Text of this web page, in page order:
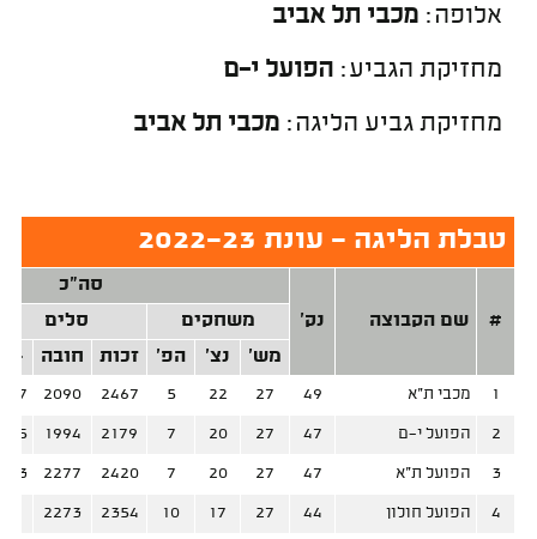
אלופה: מכבי תל אביב
מחזיקת הגביע: הפועל י-ם
מחזיקת גביע הליגה: מכבי תל אביב
טבלת הליגה - עונת 2022-23
# שם הקבוצה נק'
סה"כ
משחקים
סלים
מש'
נצ' הפ' זכות חובה
1 מכבי ת"א 49
27
22
5
2467
2090
2 הפועל י-ם 47
27
20
7
2179
1994
3 הפועל ת"א 47
27
20
7
2420
2277
4 הפועל חולון 44
27
17
10
2354
2273